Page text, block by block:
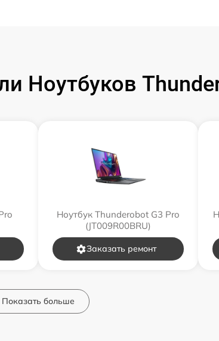
Ноутбуков
Ноутбук Thunderobot G3 Pro
(JT009R00BRU)
Заказать ремонт
Показать больше